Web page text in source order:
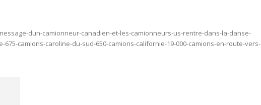
dun-camionneur-canadien-et-les-camionneurs-us-rentre-dans-la-danse-
675-camions-caroline-du-sud-650-camions-californie-19-000-camions-en-route-vers-